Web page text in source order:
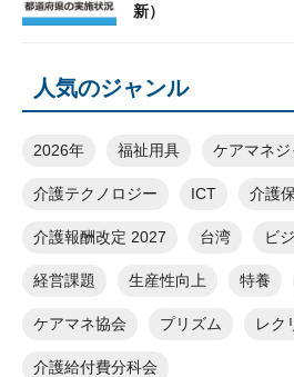
新）
人気のジャンル
2026年 福祉用具 ケアマネジ
介護テクノロジー ICT 介護
介護報酬改定 2027 台湾 ビ
経営課題 生産性向上 特養
ケアマネ協会 プリズム レク
介護給付費分科会